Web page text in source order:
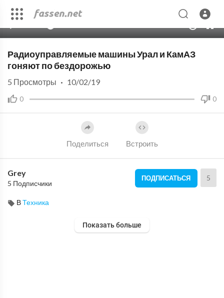
Радиоуправляемые машины Урал и КамАЗ
гоняют по бездорожью
0 0
5 Просмотры · 10/02/19
Поделиться Встроить
Grey
5 Подписчики
ПОДПИСАТЬСЯ 5
ВТехника
Показать больше